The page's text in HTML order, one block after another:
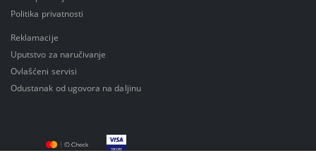
Politika privatnosti
Reklamacije
Uputstvo za naručivanje
Ovlašćeni servisi
Odustanak od ugovora na daljinu